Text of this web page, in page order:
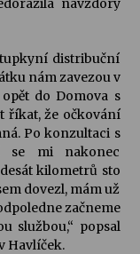
v Klášteře
navzdory
distribuční
nám zavezou v
do Domova s
říkat, že očkování
Po konzultaci s
se mi nakonec
kilometrů sto
dovezl, mám už
začneme
službou,“ popsal
Havlíček.